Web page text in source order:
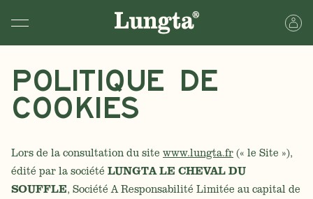
Politique de
cookies
Lors de la consultation du site www.lungta.fr (« le Site »),
édité par la société LUNGTA LE CHEVAL DU
SOUFFLE, Société A Responsabilité Limitée au capital de